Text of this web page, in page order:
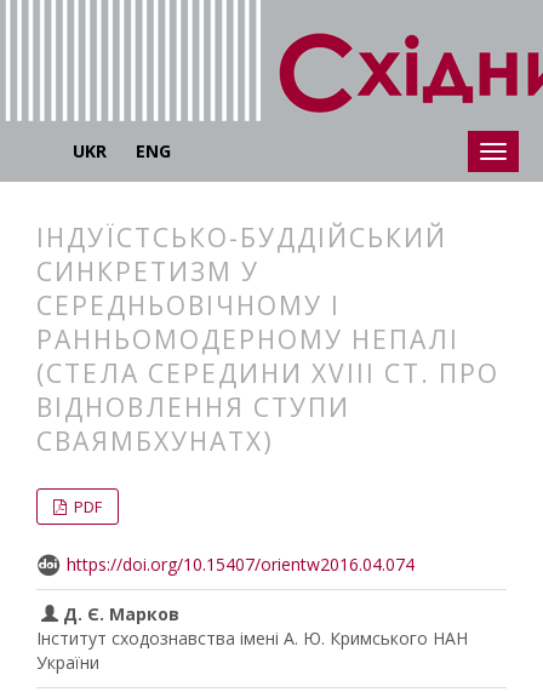
UKR ENG
ІНДУЇСТСЬКО-БУДДІЙСЬКИЙ
СИНКРЕТИЗМ У
СЕРЕДНЬОВІЧНОМУ І
РАННЬОМОДЕРНОМУ НЕПАЛІ
(СТЕЛА СЕРЕДИНИ XVIII СТ. ПРО
ВІДНОВЛЕННЯ СТУПИ
СВАЯМБХУНАТХ)
PDF
https://doi.org/10.15407/orientw2016.04.074
Д. Є. Марков
Інститут сходознавства імені А. Ю. Кримського НАН
України